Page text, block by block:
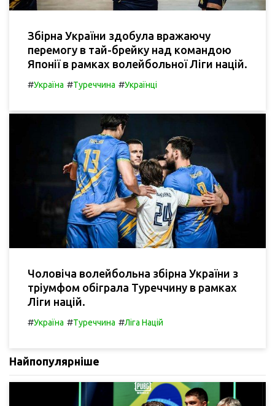
Збірна України здобула вражаючу
перемогу в тай-брейку над командою
Японії в рамках волейбольної Ліги націй.
#Україна #Туреччина #Українці
Чоловіча волейбольна збірна України з
тріумфом обіграла Туреччину в рамках
Ліги націй.
#Україна #Туреччина #Ліга Націй
Найпопулярніше